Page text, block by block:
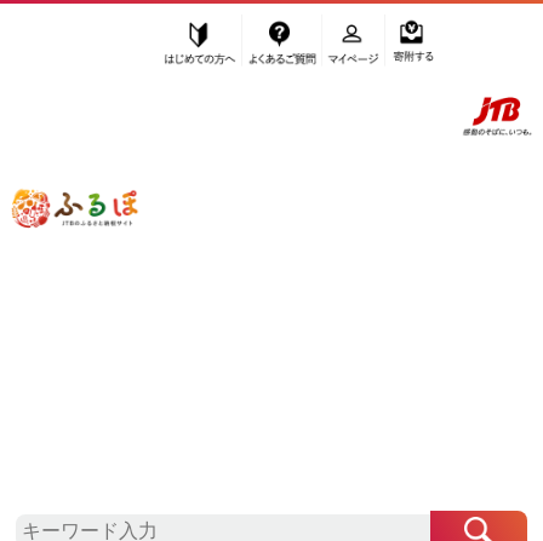
ふるぽ JTBのふるさと納税サイト
「ふるさと納税」TOP